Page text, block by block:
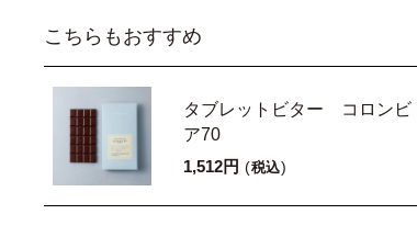
こちらもおすすめ
タブレットビター コロンビ
ア70
1,512
税込